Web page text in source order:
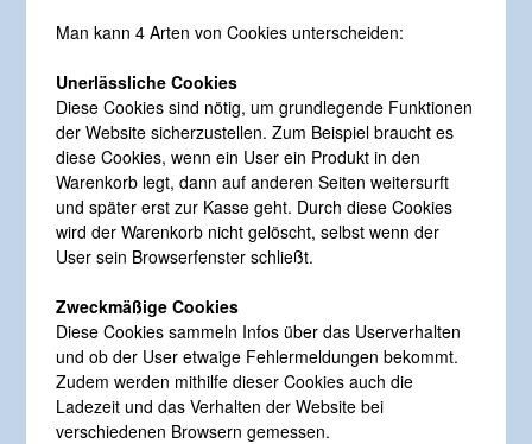
Man kann 4 Arten von Cookies unterscheiden:
Unerlässliche Cookies
Diese Cookies sind nötig, um grundlegende Funktionen
der Website sicherzustellen. Zum Beispiel braucht es
diese Cookies, wenn ein User ein Produkt in den
Warenkorb legt, dann auf anderen Seiten weitersurft
und später erst zur Kasse geht. Durch diese Cookies
wird der Warenkorb nicht gelöscht, selbst wenn der
User sein Browserfenster schließt.
Zweckmäßige Cookies
Diese Cookies sammeln Infos über das Userverhalten
und ob der User etwaige Fehlermeldungen bekommt.
Zudem werden mithilfe dieser Cookies auch die
Ladezeit und das Verhalten der Website bei
verschiedenen Browsern gemessen.